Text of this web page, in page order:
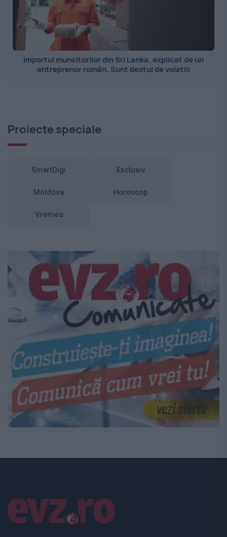
Importul muncitorilor din Sri Lanka, explicat de un
antreprenor român. Sunt destul de volatili
Proiecte speciale
SmartDigi Exclusiv
Moldova Horoscop
Vremea
Linkuri utile